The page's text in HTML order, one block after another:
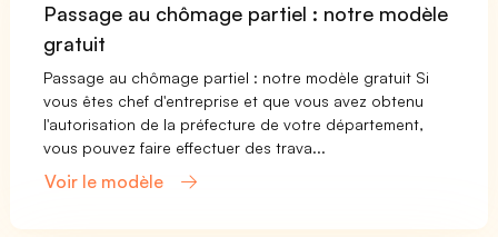
Passage au chômage partiel : notre modèle
gratuit
Passage au chômage partiel : notre modèle gratuit Si
vous êtes chef d'entreprise et que vous avez obtenu
l'autorisation de la préfecture de votre département,
vous pouvez faire effectuer des trava...
Voir le modèle